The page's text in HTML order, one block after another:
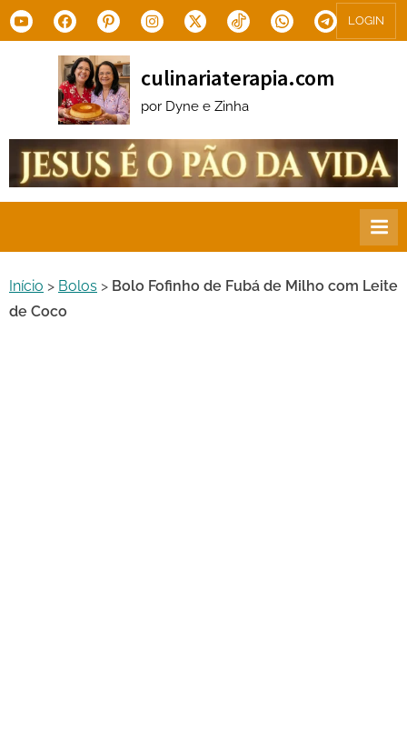
Skip
to
YoutubeFacebookPinterestInstagram
X.com Tiktok WhatsAppTelegram
LOGIN
culinariaterapia.com
por Dyne e Zinha
Início > Bolos > Bolo Fofinho de Fubá de Milho com Leite
de Coco